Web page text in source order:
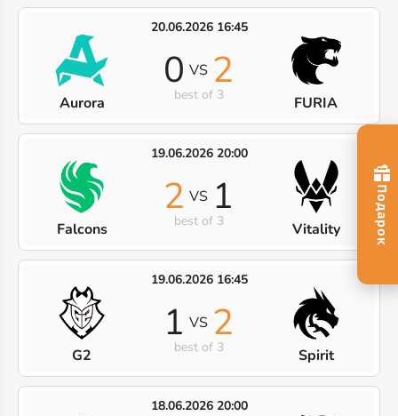
20.06.2026 16:45
Aurora
0 VS 2
best of 3 FURIA
19.06.2026 20:00
Falcons
2 VS 1
best of 3 Vitality
19.06.2026 16:45
G2
1 VS 2
best of 3 Spirit
18.06.2026 20:00